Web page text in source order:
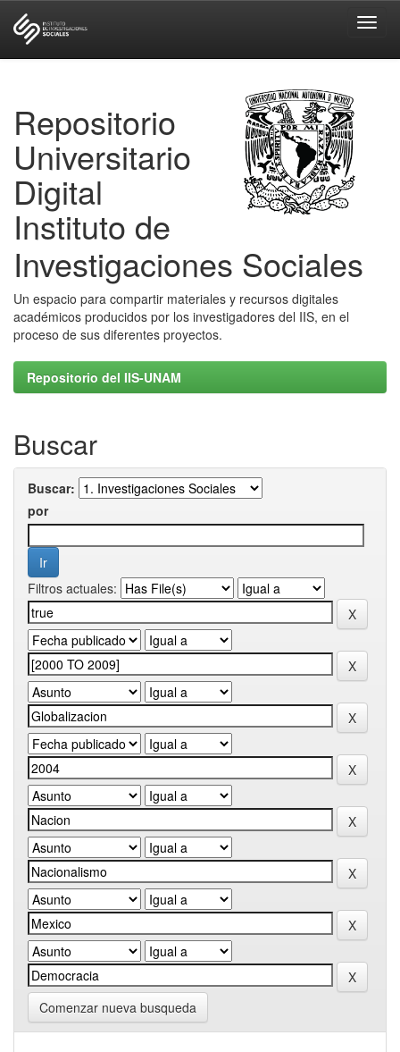
Repositorio
Universitario
Digital
Instituto de
Investigaciones Sociales
Un espacio para compartir materiales y recursos digitales
académicos producidos por los investigadores del IIS, en el
proceso de sus diferentes proyectos.
Repositorio del IIS-UNAM
Buscar
Buscar:
por
Filtros actuales:
Comenzar nueva busqueda